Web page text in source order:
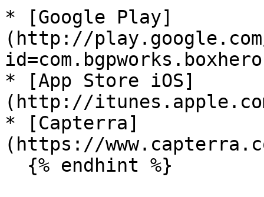
* [Google Play]
(http://
* [App Store iOS]
(http://
* [Capterra]
(https://